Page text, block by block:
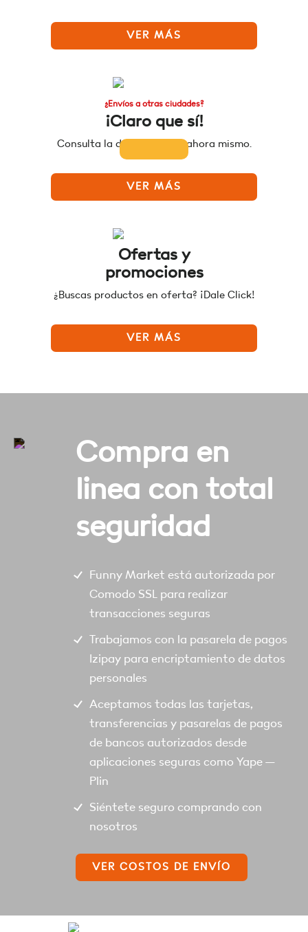
VER MÁS
¿Envíos a otras ciudades?
¡Claro que sí!
Consulta la disponibilidad ahora mismo.
VER MÁS
Ofertas y
promociones
¿Buscas productos en oferta? ¡Dale Click!
VER MÁS
Compra en
linea con total
seguridad
Funny Market está autorizada por
Comodo SSL para realizar
transacciones seguras
Trabajamos con la pasarela de pagos
Izipay para encriptamiento de datos
personales
Aceptamos todas las tarjetas,
transferencias y pasarelas de pagos
de bancos autorizados desde
aplicaciones seguras como Yape –
Plin
Siéntete seguro comprando con
nosotros
VER COSTOS DE ENVÍO